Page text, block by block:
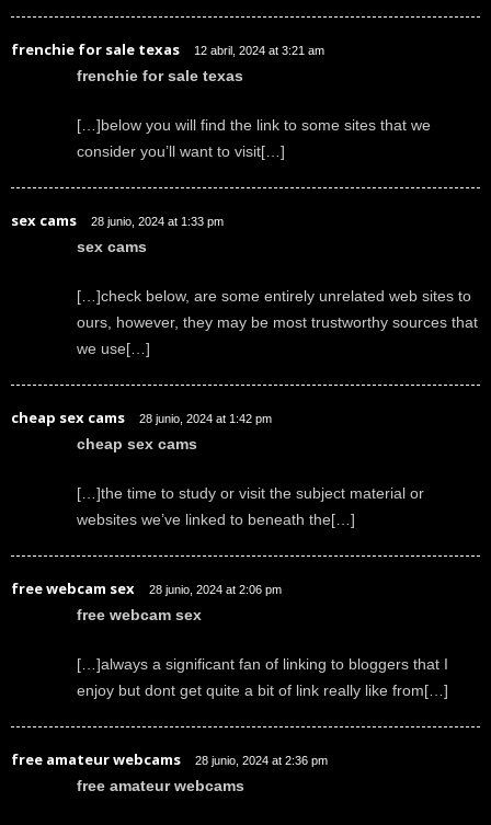
frenchie for sale texas 12 abril, 2024 at 3:21 am
frenchie for sale texas
[…]below you will find the link to some sites that we
consider you’ll want to visit[…]
sex cams 28 junio, 2024 at 1:33 pm
sex cams
[…]check below, are some entirely unrelated web sites to
ours, however, they may be most trustworthy sources that
we use[…]
cheap sex cams 28 junio, 2024 at 1:42 pm
cheap sex cams
[…]the time to study or visit the subject material or
websites we’ve linked to beneath the[…]
free webcam sex 28 junio, 2024 at 2:06 pm
free webcam sex
[…]always a significant fan of linking to bloggers that I
enjoy but dont get quite a bit of link really like from[…]
free amateur webcams 28 junio, 2024 at 2:36 pm
free amateur webcams